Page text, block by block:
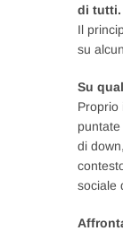
di tutti.
Il
su
Su
Proprio
di
sociale